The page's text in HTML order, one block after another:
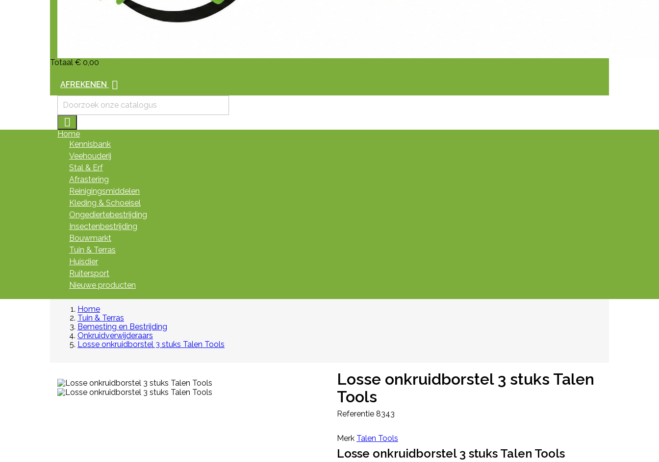
Totaal € 0,00
AFREKENEN 

Home
Kennisbank
Veehouderij
Stal & Erf
Afrastering
Reinigingsmiddelen
Kleding & Schoeisel
Ongediertebestrijding
Insectenbestrijding
Bouwmarkt
Tuin & Terras
Huisdier
Ruitersport
Nieuwe producten
Home
Tuin & Terras
Bemesting en Bestrijding
Onkruidverwijderaars
Losse onkruidborstel 3 stuks Talen Tools
Losse onkruidborstel 3 stuks Talen
Tools
Referentie 8343
Merk Talen Tools
Losse onkruidborstel 3 stuks Talen Tools